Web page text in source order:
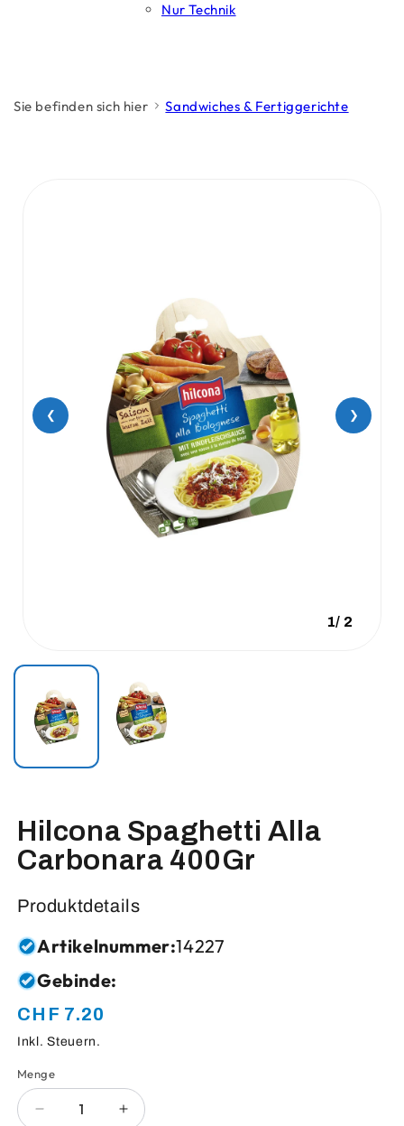
Nur Technik
Sie befinden sich hier Sandwiches & Fertiggerichte
❮ ❯
1/ 2
Hilcona Spaghetti Alla
Carbonara 400Gr
Produktdetails
Artikelnummer:14227
Gebinde:
Normaler
Preis
CHF 7.20
Inkl. Steuern.
Anzahl
Menge
Verringere Erhöhe